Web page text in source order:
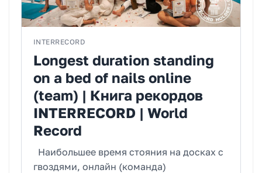
INTERRECORD
Longest duration standing
on a bed of nails online
(team) | Книга рекордов
INTERRECORD | World
Record
Наибольшее время стояния на досках с
гвоздями, онлайн (команда)